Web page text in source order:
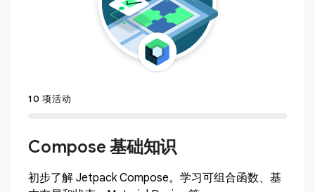
10 项活动
Compose 基础知识
初步了解 Jetpack Compose。学习可组合函数、基